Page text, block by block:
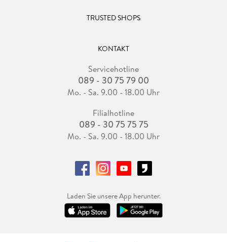
TRUSTED SHOPS
KONTAKT
Servicehotline
089 - 30 75 79 00
Mo. - Sa. 9.00 - 18.00 Uhr
Filialhotline
089 - 30 75 75 75
Mo. - Sa. 9.00 - 18.00 Uhr
Laden Sie unsere App herunter.